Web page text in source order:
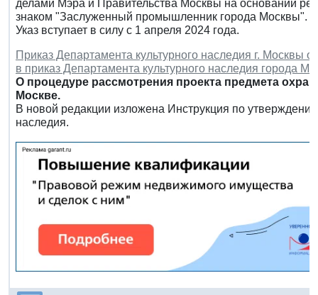
делами Мэра и Правительства Москвы на основании
знаком "Заслуженный промышленник города Москвы".
Указ вступает в силу с 1 апреля 2024 года.
Приказ Департамента культурного наследия г. Москвы
в приказ Департамента культурного наследия города
О процедуре рассмотрения проекта предмета
Москве.
В новой редакции изложена Инструкция по
наследия.